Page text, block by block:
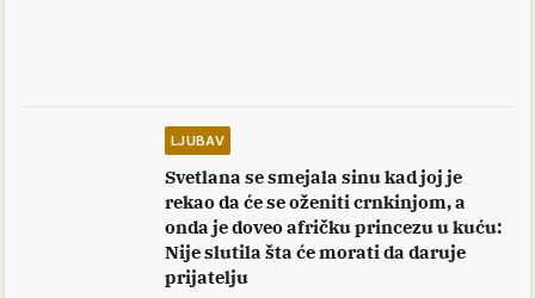
LJUBAV
Svetlana se smejala sinu kad joj je
rekao da će se oženiti crnkinjom, a
onda je doveo afričku princezu u kuću:
Nije slutila šta će morati da daruje
prijatelju